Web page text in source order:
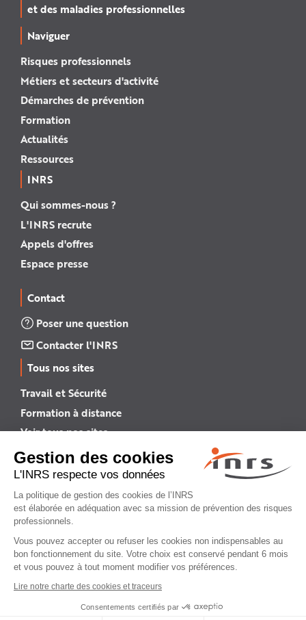
et des maladies professionnelles
Naviguer
Risques professionnels
Métiers et secteurs d'activité
Démarches de prévention
Formation
Actualités
Ressources
INRS
Qui sommes-nous ?
L'INRS recrute
Appels d'offres
Espace presse
Contact
Poser une question
Contacter l'INRS
Tous nos sites
Travail et Sécurité
Formation à distance
Voir tous nos sites →
INRS English
INRS (english version)
Plan du site
Mentions légales
Politique de confidentialité